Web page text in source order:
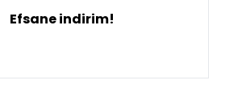
Efsane indirim!